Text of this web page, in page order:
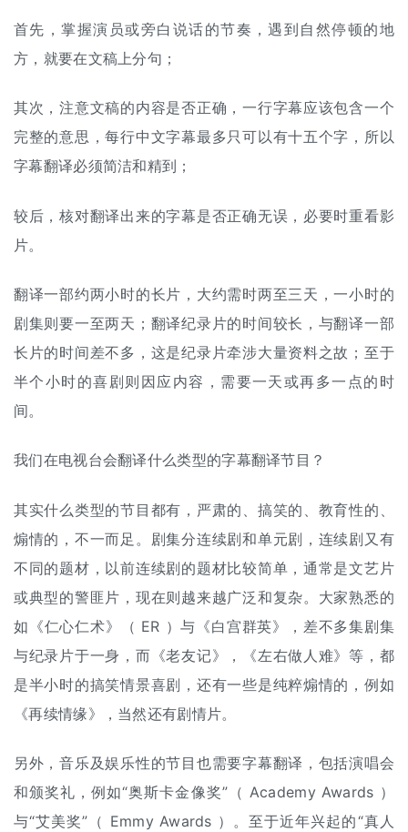
首先，掌握演员或旁白说话的节奏，遇到自然停顿的地
方，就要在文稿上分句；
其次，注意文稿的内容是否正确，一行字幕应该包含一个
完整的意思，每行中文字幕最多只可以有十五个字，所以
字幕翻译必须简洁和精到；
较后，核对翻译出来的字幕是否正确无误，必要时重看影
片。
翻译一部约两小时的长片，大约需时两至三天，一小时的
剧集则要一至两天；翻译纪录片的时间较长，与翻译一部
长片的时间差不多，这是纪录片牵涉大量资料之故；至于
半个小时的喜剧则因应内容，需要一天或再多一点的时
间。
我们在电视台会翻译什么类型的字幕翻译节目？
其实什么类型的节目都有，严肃的、搞笑的、教育性的、
煽情的，不一而足。剧集分连续剧和单元剧，连续剧又有
不同的题材，以前连续剧的题材比较简单，通常是文艺片
或典型的警匪片，现在则越来越广泛和复杂。大家熟悉的
如《仁心仁术》（ ER ）与《白宫群英》，差不多集剧集
与纪录片于一身，而《老友记》，《左右做人难》等，都
是半小时的搞笑情景喜剧，还有一些是纯粹煽情的，例如
《再续情缘》，当然还有剧情片。
另外，音乐及娱乐性的节目也需要字幕翻译，包括演唱会
和颁奖礼，例如“奥斯卡金像奖”（ Academy Awards ）
与“艾美奖”（ Emmy Awards ）。至于近年兴起的“真人